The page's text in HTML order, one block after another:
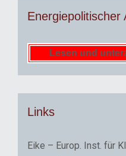
Energiepolitischer
Lesen und
Links
Eike – Europ. Inst. für